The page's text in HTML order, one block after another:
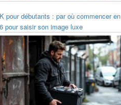
pour débutants : par où commencer en
pour saisir son image luxe